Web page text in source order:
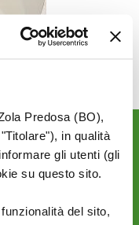
Predosa (BO),
in qualità
gli utenti (gli
su questo sito.
del sito,